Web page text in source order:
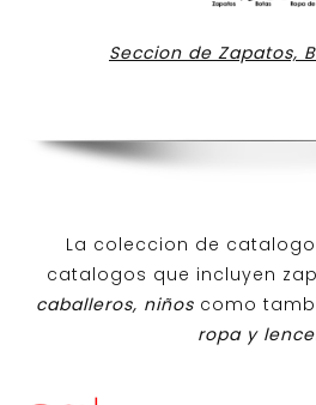
Seccion de Zapatos,
La coleccion de
catalogos que incluyen
caballeros, niños como
ropa y